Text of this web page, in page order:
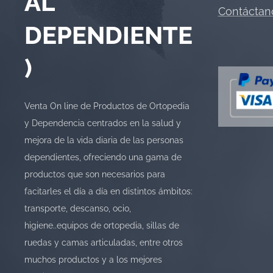
DEPENDIENTE
)
Venta On line de Productos de Ortopedia
y Dependencia centrados en la salud y
mejora de la vida diaria de las personas
dependientes, ofreciendo una gama de
productos que son necesarios para
facitarles el día a día en distintos ámbitos:
transporte, descanso, ocio,
higiene..equipos de ortopedia, sillas de
ruedas y camas articuladas, entre otros
muchos productos y a los mejores